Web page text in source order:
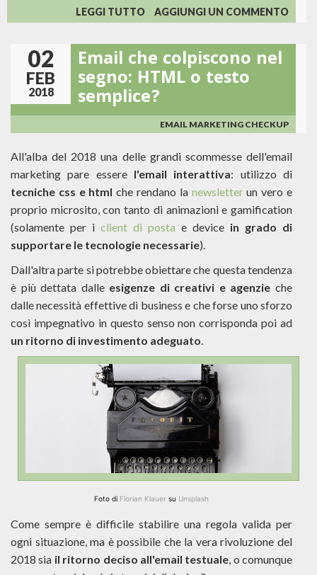
LEGGI TUTTO SU
GMAIL
AMP:
UNA
NUOVA
ERA
INTERATTIVE?
AGGIUNGI UN COMMENTO
02
FEB
2018
Email che colpiscono nel
segno: HTML o testo
semplice?
EMAIL MARKETING CHECKUP
All'alba del 2018 una delle grandi scommesse dell'email
marketing pare essere l'email interattiva: utilizzo di
tecniche css e html che rendano la newsletterun vero e
proprio microsito, con tanto di animazioni e gamification
(solamente per i client di posta e device in grado di
supportare le tecnologie necessarie).
Dall'altra parte si potrebbe obiettare che questa tendenza
è più dettata dalle esigenze di creativi e agenzie che
dalle necessità effettive di business e che forse uno sforzo
così impegnativo in questo senso non corrisponda poi ad
un ritorno di investimento adeguato.
Foto di Florian Klauer su Unsplash
Come sempre è difficile stabilire una regola valida per
ogni situazione, ma è possibile che la vera rivoluzione del
2018 sia il ritorno deciso all'email testuale, o comunque